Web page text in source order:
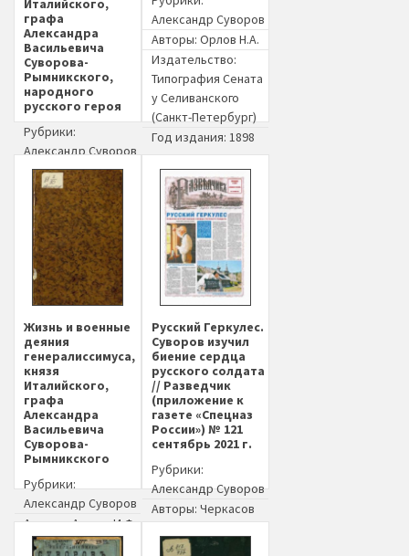
Италийского,
графа
Александра
Васильевича
Суворова-
Рымникского,
народного
русского героя
Рубрики:
Александр Суворов
Издательство:
Товарищество И.В.
Сытина (Санкт-
Петербург)
Год издания: 1896
Александр Суворов
Авторы: Орлов Н.А.
Издательство:
Типография Сената
у Селиванского
(Санкт-Петербург)
Год издания: 1898
Жизнь и военные
деяния
генералиссимуса,
князя
Италийского,
графа
Александра
Васильевича
Суворова-
Рымникского
Рубрики:
Александр Суворов
Авторы:Антинг И.Ф.
Издательство:
Русский Геркулес.
Суворов изучил
биение сердца
русского солдата
// Разведчик
(приложение к
газете «Спецназ
России») № 121
сентябрь 2021 г.
Рубрики:
Александр Суворов
Авторы: Черкасов
А.В.
Год издания: 2021